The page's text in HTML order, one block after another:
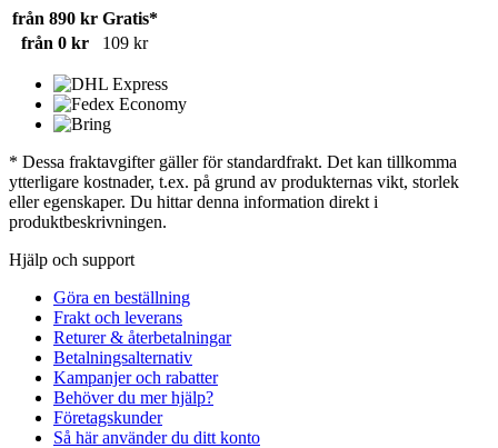
från 890 kr Gratis*
från 0 kr
109 kr
* Dessa fraktavgifter gäller för standardfrakt. Det kan tillkomma
ytterligare kostnader, t.ex. på grund av produkternas vikt, storlek
eller egenskaper. Du hittar denna information direkt i
produktbeskrivningen.
Hjälp och support
Göra en beställning
Frakt och leverans
Returer & återbetalningar
Betalningsalternativ
Kampanjer och rabatter
Behöver du mer hjälp?
Företagskunder
Så här använder du ditt konto